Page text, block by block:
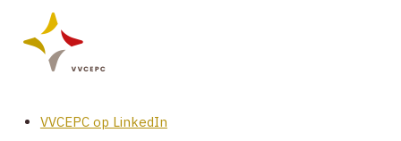
VVCEPC op LinkedIn